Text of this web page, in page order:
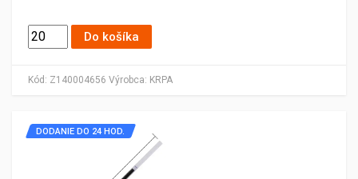
Kód: Z140004656 Výrobca: KRPA
Do košíka
DODANIE DO 24 HOD.